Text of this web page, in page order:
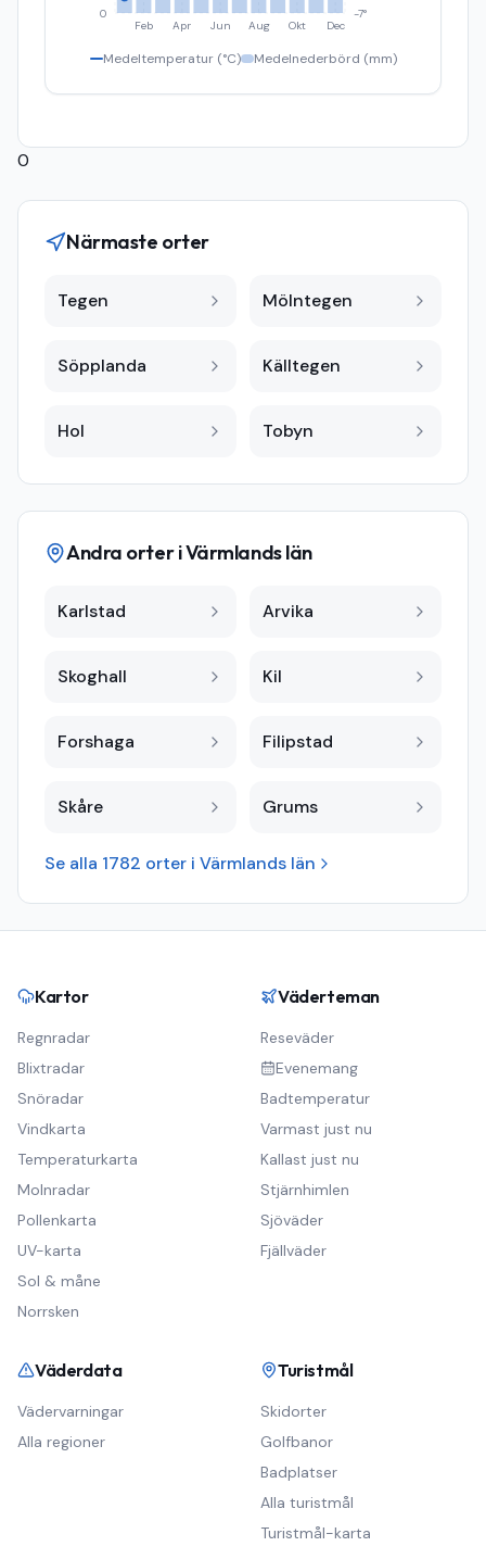
Feb Apr Jun Aug Okt Dec
0 -7°
Medeltemperatur (°C) Medelnederbörd (mm)
0
Närmaste orter
Tegen Mölntegen
Söpplanda Källtegen
Hol Tobyn
Andra orter iVärmlands län
Karlstad Arvika
Skoghall Kil
Forshaga Filipstad
Skåre Grums
Se alla 1782 orter i Värmlands län
Kartor
Regnradar
Blixtradar
Snöradar
Vindkarta
Temperaturkarta
Molnradar
Pollenkarta
UV-karta
Sol & måne
Norrsken
Väderteman
Reseväder
Evenemang
Badtemperatur
Varmast just nu
Kallast just nu
Stjärnhimlen
Sjöväder
Fjällväder
Väderdata
Vädervarningar
Alla regioner
Turistmål
Skidorter
Golfbanor
Badplatser
Alla turistmål
Turistmål-karta